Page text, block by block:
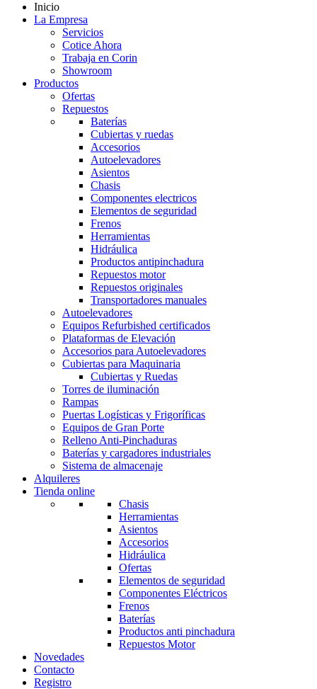
Inicio
La Empresa
Servicios
Cotice Ahora
Trabaja en Corin
Showroom
Productos
Ofertas
Repuestos
Baterías
Cubiertas y ruedas
Accesorios
Autoelevadores
Asientos
Chasis
Componentes electricos
Elementos de seguridad
Frenos
Herramientas
Hidráulica
Productos antipinchadura
Repuestos motor
Repuestos originales
Transportadores manuales
Autoelevadores
Equipos Refurbished certificados
Plataformas de Elevación
Accesorios para Autoelevadores
Cubiertas para Maquinaria
Cubiertas y Ruedas
Torres de iluminación
Rampas
Puertas Logísticas y Frigoríficas
Equipos de Gran Porte
Relleno Anti-Pinchaduras
Baterías y cargadores industriales
Sistema de almacenaje
Alquileres
Tienda online
Chasis
Herramientas
Asientos
Accesorios
Hidráulica
Ofertas
Elementos de seguridad
Componentes Eléctricos
Frenos
Baterías
Productos anti pinchadura
Repuestos Motor
Novedades
Contacto
Registro